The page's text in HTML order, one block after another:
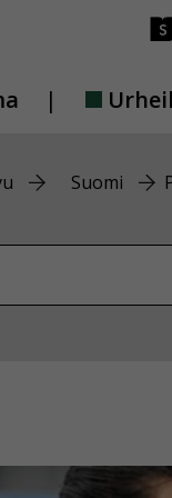
Suomi